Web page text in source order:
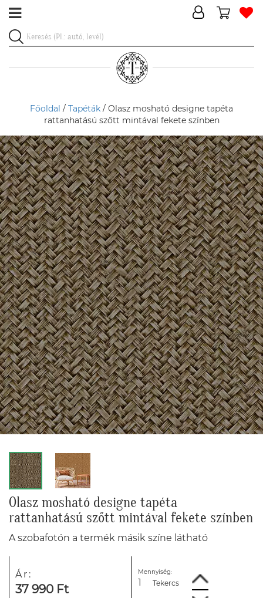
Főoldal / Tapéták / Olasz mosható designe tapéta
rattanhatású szőtt mintával fekete színben
Olasz mosható designe tapéta
rattanhatású szőtt mintával fekete színben
A szobafotón a termék másik színe látható
Ár:
37 990 Ft
Mennyiség:
Tekercs